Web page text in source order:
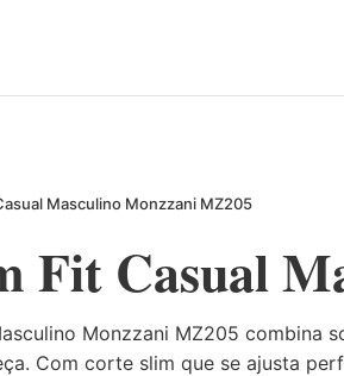
Masculino Monzzani MZ205
Fit Casual
Monzzani MZ205 combina
Com corte slim que se ajusta